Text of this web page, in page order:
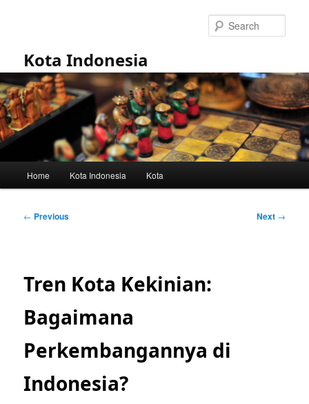
Kota Indonesia
Home Kota Indonesia Kota
Post
← Previous Next →
Tren Kota Kekinian:
Bagaimana
Perkembangannya di
Indonesia?